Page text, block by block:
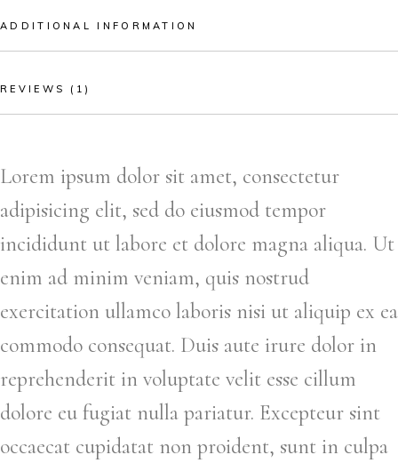
ADDITIONAL INFORMATION
REVIEWS (1)
Lorem ipsum dolor sit amet, consectetur
adipisicing elit, sed do eiusmod tempor
incididunt ut labore et dolore magna aliqua. Ut
enim ad minim veniam, quis nostrud
exercitation ullamco laboris nisi ut aliquip ex ea
commodo consequat. Duis aute irure dolor in
reprehenderit in voluptate velit esse cillum
dolore eu fugiat nulla pariatur. Excepteur sint
occaecat cupidatat non proident, sunt in culpa